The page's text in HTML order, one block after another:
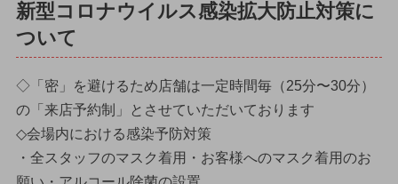
新型コロナウイルス感染拡大防止対策に
ついて
◇「密」を避けるため店舗は一定時間毎（25分〜30分）
の「来店予約制」とさせていただいております
◇会場内における感染予防対策
・全スタッフのマスク着用・お客様へのマスク着用のお